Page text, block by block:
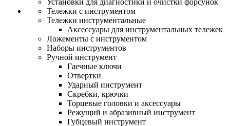
Установки для диагностики и очистки форсунок
Тележки с инструментом
Тележки инструментальные
Аксессуары для инструментальных тележек
Ложементы с инструментом
Наборы инструментов
Ручной инструмент
Гаечные ключи
Отвертки
Ударный инструмент
Скребки, крючки
Торцевые головки и аксессуары
Режущий и абразивный инструмент
Губцевый инструмент